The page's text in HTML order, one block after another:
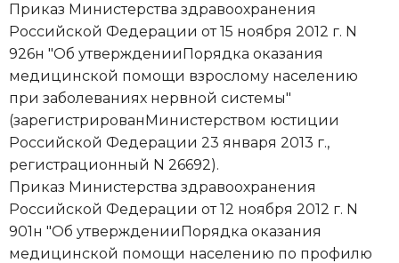
Приказ Министерства здравоохранения
Российской Федерации от 15 ноября 2012 г. N
926н "Об утвержденииПорядка оказания
медицинской помощи взрослому населению
при заболеваниях нервной системы"
(зарегистрированМинистерством юстиции
Российской Федерации 23 января 2013 г.,
регистрационный N 26692).
Приказ Министерства здравоохранения
Российской Федерации от 12 ноября 2012 г. N
901н "Об утвержденииПорядка оказания
медицинской помощи населению по профилю